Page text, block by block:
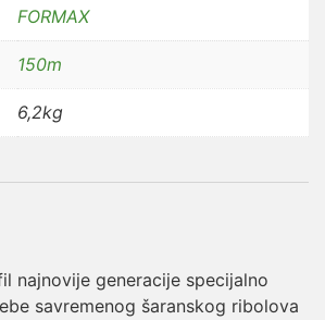
FORMAX
150m
6,2kg
najnovije generacije specijalno
savremenog šaranskog ribolova